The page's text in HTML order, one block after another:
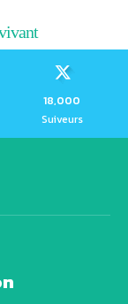
18,000
Suiveurs